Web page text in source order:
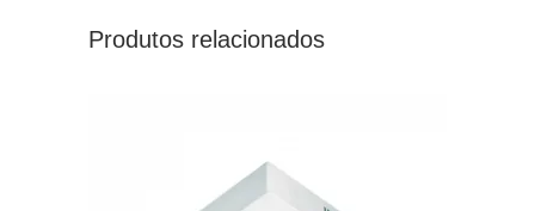
Produtos relacionados